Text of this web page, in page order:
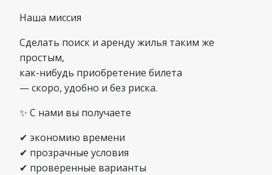
Наша миссия
Сделать поиск и аренду жилья таким же
простым,
как-нибудь приобретение билета
— скоро, удобно и без риска.
✨ С нами вы получаете
✔ экономию времени
✔ прозрачные условия
✔ проверенные варианты